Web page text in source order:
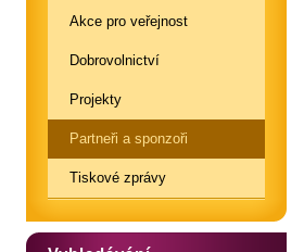
Akce pro veřejnost
Dobrovolnictví
Projekty
Partneři a sponzoři
Tiskové zprávy